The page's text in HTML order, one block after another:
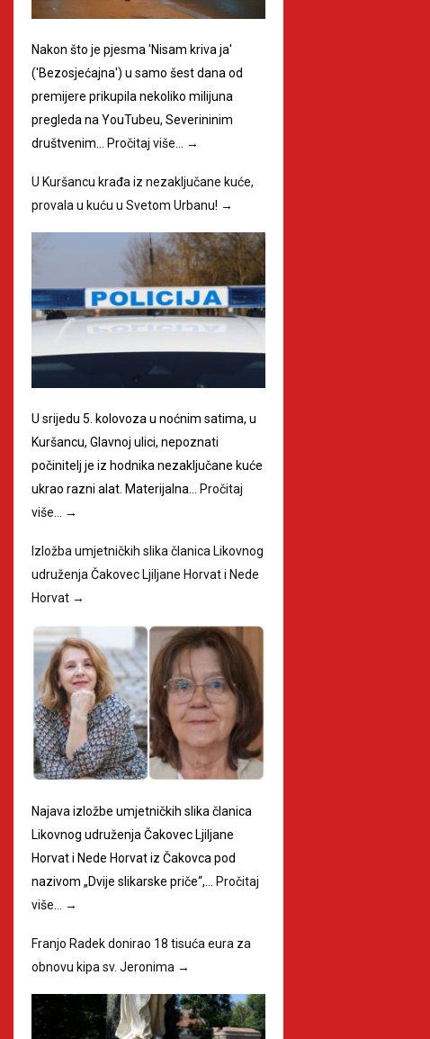
Nakon što je pjesma 'Nisam kriva ja'
('Bezosjećajna') u samo šest dana od
premijere prikupila nekoliko milijuna
pregleda na YouTubeu, Severininim
društvenim…
Pročitaj više… →
U Kuršancu krađa iz nezaključane kuće,
provala u kuću u Svetom Urbanu! →
U srijedu 5. kolovoza u noćnim satima, u
Kuršancu, Glavnoj ulici, nepoznati
počinitelj je iz hodnika nezaključane kuće
ukrao razni alat. Materijalna…
Pročitaj
više…
→
Izložba umjetničkih slika članica Likovnog
udruženja Čakovec Ljiljane Horvat i Nede
Horvat →
Najava izložbe umjetničkih slika članica
Likovnog udruženja Čakovec Ljiljane
Horvat i Nede Horvat iz Čakovca pod
nazivom „Dvije slikarske priče“,… Pročitaj
više…
→
Franjo Radek donirao 18 tisuća eura za
obnovu kipa sv. Jeronima →